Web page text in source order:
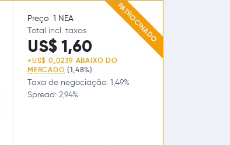
PATROCINADO
Preço 1 NEA
Total incl. taxas
US$ 1,60
+US$ 0,0239 ABAIXO DO
MERCADO (1,48%)
Taxa de negociação: 1,49%
Spread: 2,94%